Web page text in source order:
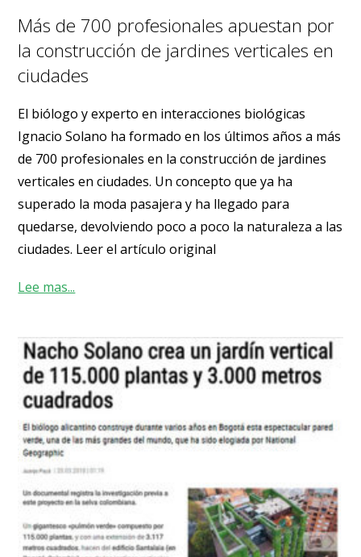
Más de 700 profesionales apuestan por
la construcción de jardines verticales en
ciudades
El biólogo y experto en interacciones biológicas
Ignacio Solano ha formado en los últimos años a más
de 700 profesionales en la construcción de jardines
verticales en ciudades. Un concepto que ya ha
superado la moda pasajera y ha llegado para
quedarse, devolviendo poco a poco la naturaleza a las
ciudades. Leer el artículo original
Lee mas...